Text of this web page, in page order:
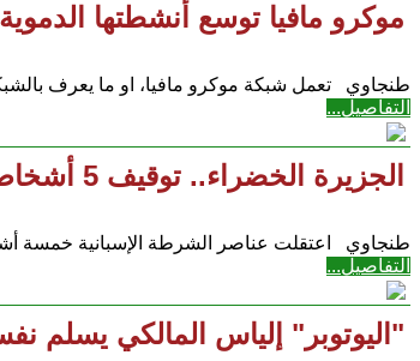
موكرو مافيا توسع أنشطتها
​طنجاوي تعمل شبكة موكرو مافيا، او ما يعرف
التفاصيل...
الجزيرة الخضراء.. توقيف 5 أشخاص بتهمة محاولة تهريب سيارات ودراجات نارية فاخرة إلى طنجة
طنجاوي اعتقلت عناصر الشرطة الإسبانية خمسة
التفاصيل...
"اليوتوبر" إلياس المالكي يسلم